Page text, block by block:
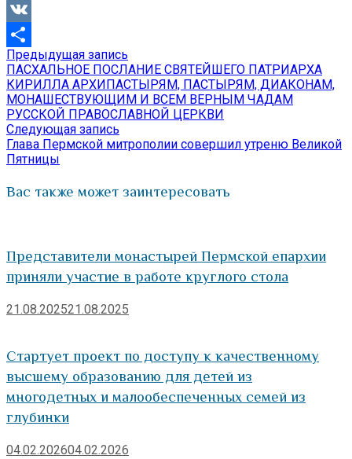
Viber
VK
Отправить
Навигация
по
записям
Предыдущая запись
запись:
ПАСХАЛЬНОЕ ПОСЛАНИЕ СВЯТЕЙШЕГО ПАТРИАРХА
КИРИЛЛА АРХИПАСТЫРЯМ, ПАСТЫРЯМ, ДИАКОНАМ,
МОНАШЕСТВУЮЩИМ И ВСЕМ ВЕРНЫМ ЧАДАМ
РУССКОЙ ПРАВОСЛАВНОЙ ЦЕРКВИ
Следующая запись
запись:
Глава Пермской митрополии совершил утреню Великой
Пятницы
Вас также может заинтересовать
Представители монастырей Пермской епархии
приняли участие в работе круглого стола
21.08.202521.08.2025
Стартует проект по доступу к качественному
высшему образованию для детей из
многодетных и малообеспеченных семей из
глубинки
04.02.202604.02.2026